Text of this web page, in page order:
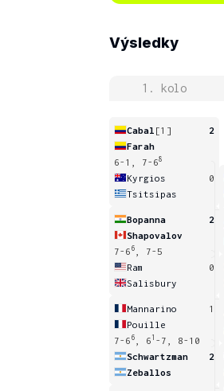
Výsledky
1. kolo
Cabal [1]
2
Farah
6-1, 7-68
Kyrgios
0
Tsitsipas
Bopanna
2
Shapovalov
7-6 6
, 7-5
Ram
0
Salisbury
Mannarino
1
Pouille
7-6 6 , 6 1 -7, 8-10
Schwartzman
2
Zeballos